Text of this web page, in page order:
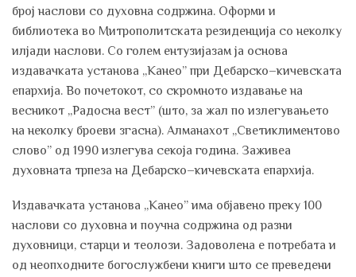
број наслови со духовна содржина. Оформи и
библиотека во Митрополитската резиденција со неколку
илјади наслови. Со голем ентузијазам ја основа
издавачката установа „Канео” при Дебарско–кичевската
епархија. Во почетокот, со скромното издавање на
весникот „Радосна вест” (што, за жал по излегувањето
на неколку броеви згасна). Алманахот „Светиклиментово
слово” од 1990 излегува секоја година. Заживеа
духовната трпеза на Дебарско–кичевската епархија.
Издавачката установа „Канео” има објавено преку 100
наслови со духовна и поучна содржина од разни
духовници, старци и теолози. Задоволена е потребата и
од неопходните богослужбени книги што се преведени